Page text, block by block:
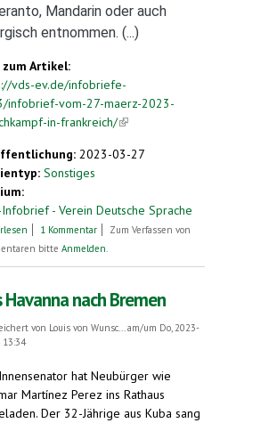
Mandarin oder auch
entnommen. (...)
zum Artikel:
vds-ev.de/infobriefe-
infobrief-vom-27-maerz-2023-
in-frankreich/(link is external)
2023-03-27
Sonstiges
Infobrief - Verein Deutsche Sprache
über Eine Sprache für zwischendurch
1 Kommentar
Zum Verfassen von
bitte Anmelden.
Havanna nach Bremen
von Louis von Wunsc...am/um Do, 2023-
hat Neubürger wie
Martínez Perez ins Rathaus
Der 32-Jährige aus Kuba sang